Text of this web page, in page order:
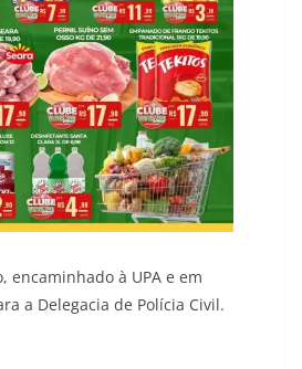
encaminhado à UPA e em
a Delegacia de Polícia Civil.